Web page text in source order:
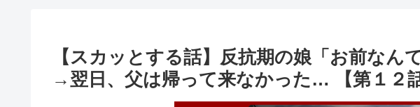
【スカッとする話】反抗期の娘「お前なん
→翌日、父は帰って来なかった… 【第１２話